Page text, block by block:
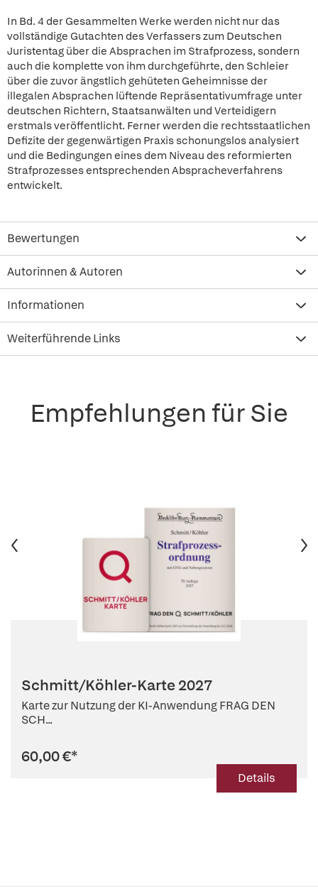
In Bd. 4 der Gesammelten Werke werden nicht nur das
vollständige Gutachten des Verfassers zum Deutschen
Juristentag über die Absprachen im Strafprozess, sondern
auch die komplette von ihm durchgeführte, den Schleier
über die zuvor ängstlich gehüteten Geheimnisse der
illegalen Absprachen lüftende Repräsentativumfrage unter
deutschen Richtern, Staatsanwälten und Verteidigern
erstmals veröffentlicht. Ferner werden die rechtsstaatlichen
Defizite der gegenwärtigen Praxis schonungslos analysiert
und die Bedingungen eines dem Niveau des reformierten
Strafprozesses entsprechenden Abspracheverfahrens
entwickelt.
Bewertungen
Autorinnen & Autoren
Informationen
Weiterführende Links
Empfehlungen für Sie
Schmitt/Köhler-Karte 2027
Karte zur Nutzung der KI-Anwendung FRAG DEN
SCH...
60,00 €*
Details